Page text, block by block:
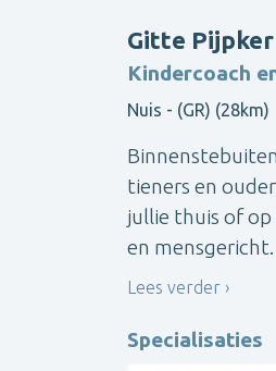
Gitte Pijpker
Kindercoach
Nuis - (GR) (28km)
tieners en
jullie thuis of
en
Lees verder
Specialisaties